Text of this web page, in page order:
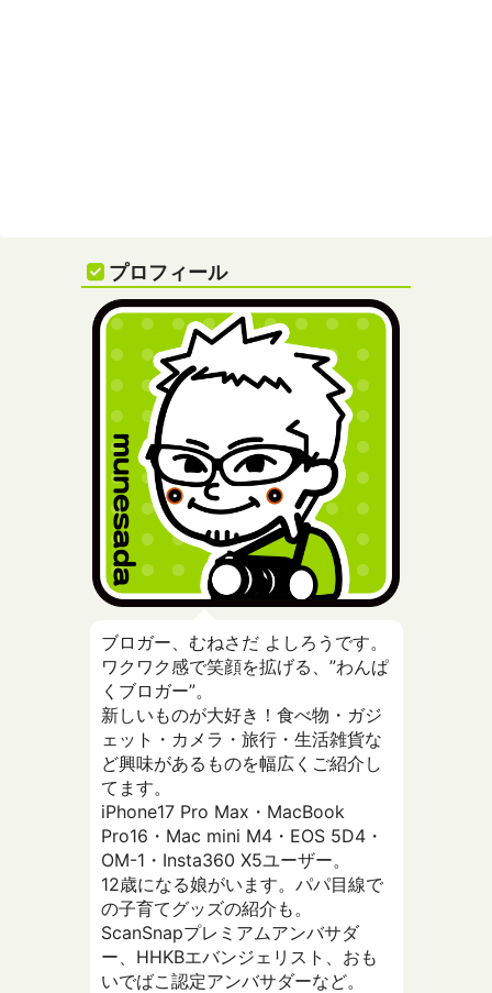
プロフィール
ブロガー、むねさだ よしろうです。
ワクワク感で笑顔を拡げる、”わんぱ
くブロガー”。
新しいものが大好き！食べ物・ガジ
ェット・カメラ・旅行・生活雑貨な
ど興味があるものを幅広くご紹介し
てます。
iPhone17 Pro Max・MacBook
Pro16・Mac mini M4・EOS 5D4・
OM-1・Insta360 X5ユーザー。
12歳になる娘がいます。パパ目線で
の子育てグッズの紹介も。
ScanSnapプレミアムアンバサダ
ー、HHKBエバンジェリスト、おも
いでばこ認定アンバサダーなど。